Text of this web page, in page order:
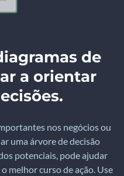
de
a orientar
nos negócios ou
uma árvore de decisão
potenciais, pode ajudar
melhor curso de ação. Use